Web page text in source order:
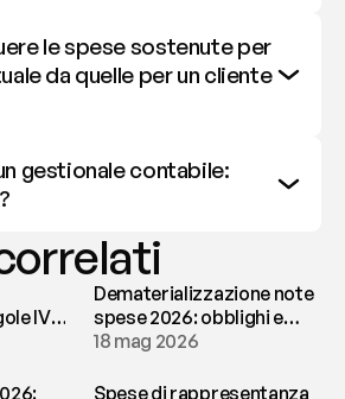
le spese sostenute per
da quelle per un cliente
gestionale contabile:
IVA
Dematerializzazione note
spese 2026: obblighi e
conservazione | fees
18 mag 2026
Spese di rappresentanza